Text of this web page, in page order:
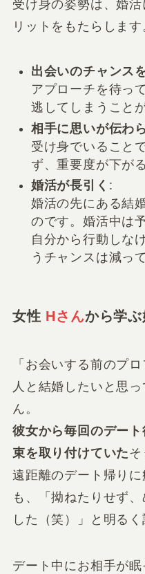
受け身の姿勢は、婚
リットをもたらします
出会いのチャンス
アプローチを待っ
逃してしまうこと
相手に思いが伝わ
受け身でいること
ず、重要度が下が
婚活が長引く :
婚活の先にある結
のです。婚活中は
自分から行動しな
うチャンスは減っ
女性 Hさんから学
「お会いする前のプ
人と結婚したいと思
ん。
彼女から毎回のデー
束を取り付けていたそ
遠距離のデート帰り
も、「拗ねたりせず
した（笑）」と明る
デート中にお相手が